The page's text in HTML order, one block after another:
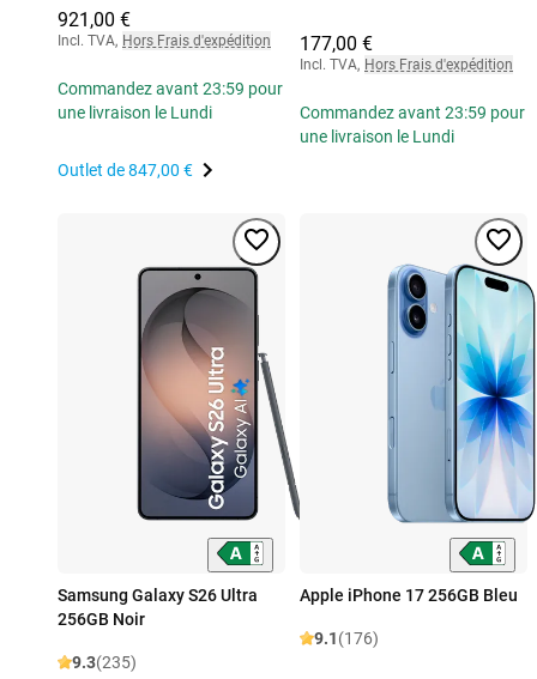
921,00 €
Incl. TVA, Hors Frais d'expédition
Commandez avant 23:59 pour
une livraison le Lundi
Outlet de847,00 €
177,00 €
Incl. TVA, Hors Frais d'expédition
Commandez avant 23:59 pour
une livraison le Lundi
Samsung Galaxy S26 Ultra
256GB Noir
9.3(235)
Apple iPhone 17 256GB Bleu
9.1(176)